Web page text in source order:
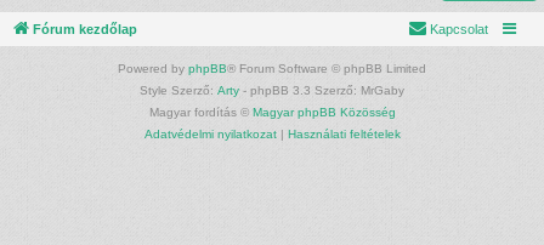
Fórum kezdőlap Kapcsolat
Powered by phpBB® Forum Software © phpBB Limited
Style Szerző: Arty - phpBB 3.3 Szerző: MrGaby
Magyar fordítás © Magyar phpBB Közösség
Adatvédelmi nyilatkozat| Használati feltételek